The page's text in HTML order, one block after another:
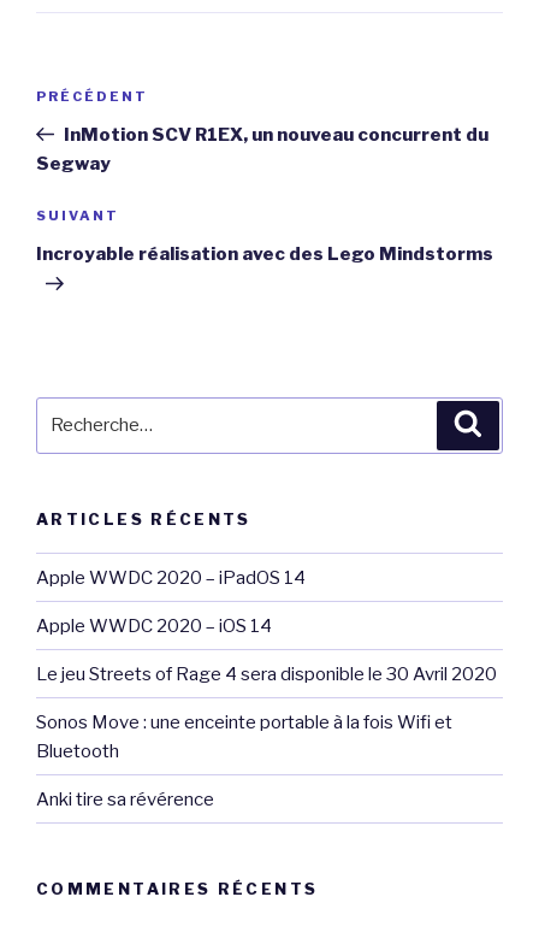
Navigation
l’article
Article
précédent
PRÉCÉDENT
InMotion SCV R1EX, un nouveau concurrent du
Segway
Article
suivant
SUIVANT
Incroyable réalisation avec des Lego Mindstorms
ARTICLES RÉCENTS
Apple WWDC 2020 – iPadOS 14
Apple WWDC 2020 – iOS 14
Le jeu Streets of Rage 4 sera disponible le 30 Avril 2020
Sonos Move : une enceinte portable à la fois Wifi et
Bluetooth
Anki tire sa révérence
COMMENTAIRES RÉCENTS